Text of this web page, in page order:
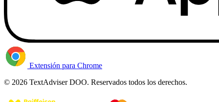
Extensión para Chrome
© 2026 TextAdviser DOO. Reservados todos los derechos.